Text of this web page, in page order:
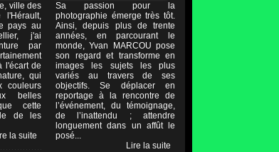
ville des
l'Hérault,
pays au
j'ai
par
l'écart de
qui
couleurs
belles
cette
de les
la suite
Sa passion pour la
photographie émerge très tôt.
Ainsi, depuis plus de trente
années, en parcourant le
monde, Yvan MARCOU pose
son regard et transforme en
images les sujets les plus
variés au travers de ses
objectifs. Se déplacer en
reportage à la rencontre de
l’événement, du témoignage,
de l’inattendu ; attendre
longuement dans un affût le
posé...
Lire la suite